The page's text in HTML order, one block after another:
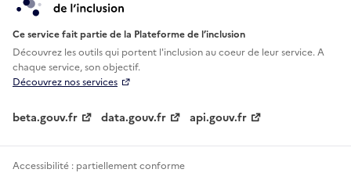
Ce service fait partie de la Plateforme de l’inclusion
Découvrez les outils qui portent l'inclusion aucoeur de leur service. A
chaque service, son objectif.
Découvrez nos services
beta.gouv.fr data.gouv.fr api.gouv.fr
Accessibilité : partiellement conforme